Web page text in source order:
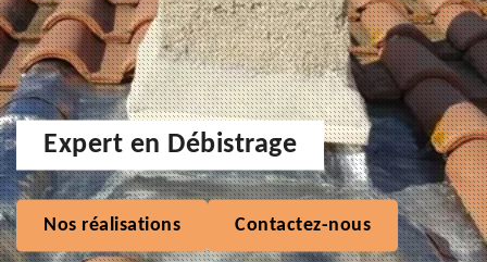
Expert en Débistrage
Nos réalisations Contactez-nous